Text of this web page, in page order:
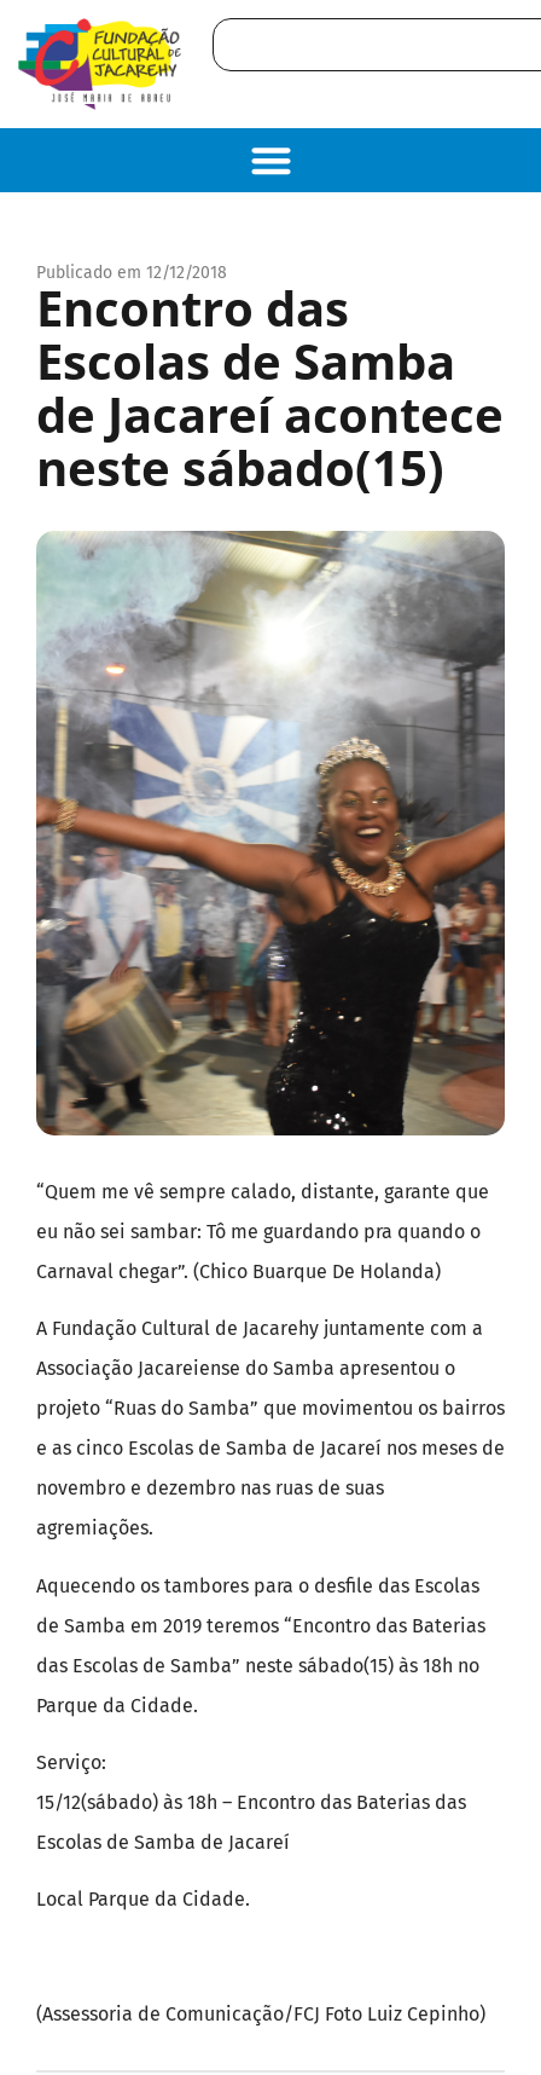
Publicado em 12/12/2018
Encontro das
Escolas de Samba
de Jacareí acontece
neste sábado(15)
“Quem me vê sempre calado, distante, garante que
eu não sei sambar: Tô me guardando pra quando o
Carnaval chegar”. (Chico Buarque De Holanda)
A Fundação Cultural de Jacarehy juntamente com a
Associação Jacareiense do Samba apresentou o
projeto “Ruas do Samba” que movimentou os bairros
e as cinco Escolas de Samba de Jacareí nos meses de
novembro e dezembro nas ruas de suas
agremiações.
Aquecendo os tambores para o desfile das Escolas
de Samba em 2019 teremos “Encontro das Baterias
das Escolas de Samba” neste sábado(15) às 18h no
Parque da Cidade.
Serviço:
15/12(sábado) às 18h – Encontro das Baterias das
Escolas de Samba de Jacareí
Local Parque da Cidade.
(Assessoria de Comunicação/FCJ Foto Luiz Cepinho)